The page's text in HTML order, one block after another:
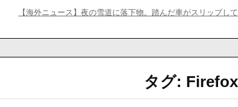
【海外ニュース】夜の雪道に落下物。踏んだ車がスリップして
タグ: Firefox